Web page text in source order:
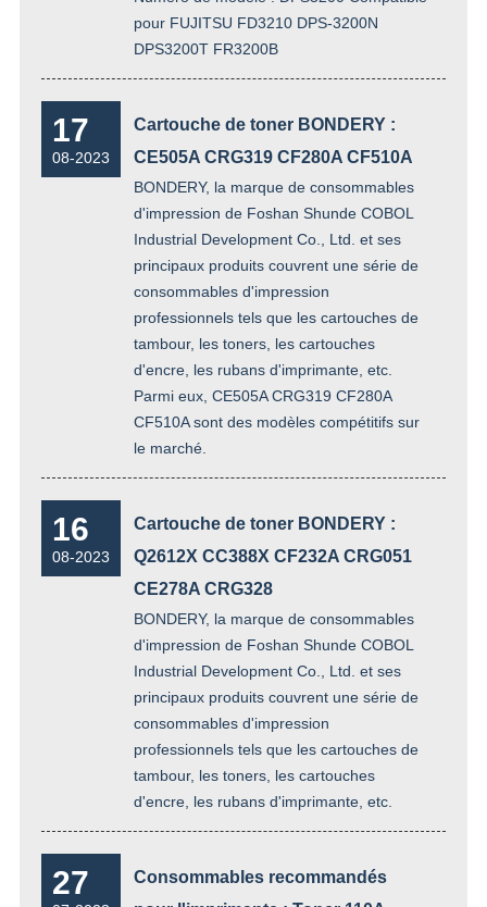
pour FUJITSU FD3210 DPS-3200N
DPS3200T FR3200B
17
08-2023
Cartouche de toner BONDERY :
CE505A CRG319 CF280A CF510A
BONDERY, la marque de consommables
d'impression de Foshan Shunde COBOL
Industrial Development Co., Ltd. et ses
principaux produits couvrent une série de
consommables d'impression
professionnels tels que les cartouches de
tambour, les toners, les cartouches
d'encre, les rubans d'imprimante, etc.
Parmi eux, CE505A CRG319 CF280A
CF510A sont des modèles compétitifs sur
le marché.
16
08-2023
Cartouche de toner BONDERY :
Q2612X CC388X CF232A CRG051
CE278A CRG328
BONDERY, la marque de consommables
d'impression de Foshan Shunde COBOL
Industrial Development Co., Ltd. et ses
principaux produits couvrent une série de
consommables d'impression
professionnels tels que les cartouches de
tambour, les toners, les cartouches
d'encre, les rubans d'imprimante, etc.
27
Consommables recommandés